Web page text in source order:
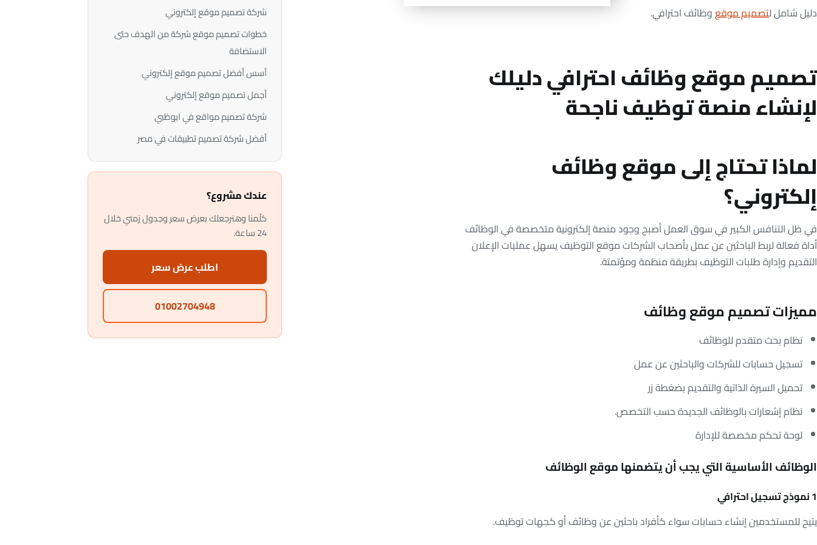
دليل شامل لتصميم موقعوظائف احترافي.
تصميم موقع وظائف احترافي دليلك
لإنشاء منصة توظيف ناجحة
لماذا تحتاج إلى موقع وظائف
إلكتروني؟
في ظل التنافس الكبير في سوق العمل أصبح وجود منصة إلكترونية متخصصة في الوظائف
أداة فعالة لربط الباحثين عن عمل بأصحاب الشركات موقع التوظيف يسهل عمليات الإعلان
التقديم وإدارة طلبات التوظيف بطريقة منظمة ومؤتمتة.
مميزات تصميم موقع وظائف
نظام بحث متقدم للوظائف
تسجيل حسابات للشركات والباحثين عن عمل
تحميل السيرة الذاتية والتقديم بضغطة زر
نظام إشعارات بالوظائف الجديدة حسب التخصص.
لوحة تحكم مخصصة للإدارة
الوظائف الأساسية التي يجب أن يتضمنها موقع الوظائف
1 نموذج تسجيل احترافي
يتيح للمستخدمين إنشاء حسابات سواء كأفراد باحثين عن وظائف أو كجهات توظيف.
شركة تصميم موقع إلكتروني
خطوات تصميم موقع شركة من الهدف حتى
الاستضافة
أسس أفضل تصميم موقع إلكتروني
أجمل تصميم موقع إلكتروني
شركة تصميم مواقع في ابوظبي
أفضل شركة تصميم تطبيقات في مصر
عندك مشروع؟
كلّمنا وهنرجعلك بعرض سعر وجدول زمني خلال
24 ساعة.
اطلب عرض سعر
01002704948